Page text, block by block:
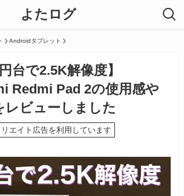
よたログ
Androidタブレット
台で2.5K解像度】
Redmi Pad 2の使用感や
レビューしました
エイト広告を利用しています